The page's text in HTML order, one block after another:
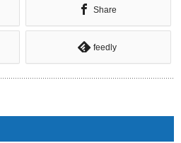
Share
feedly